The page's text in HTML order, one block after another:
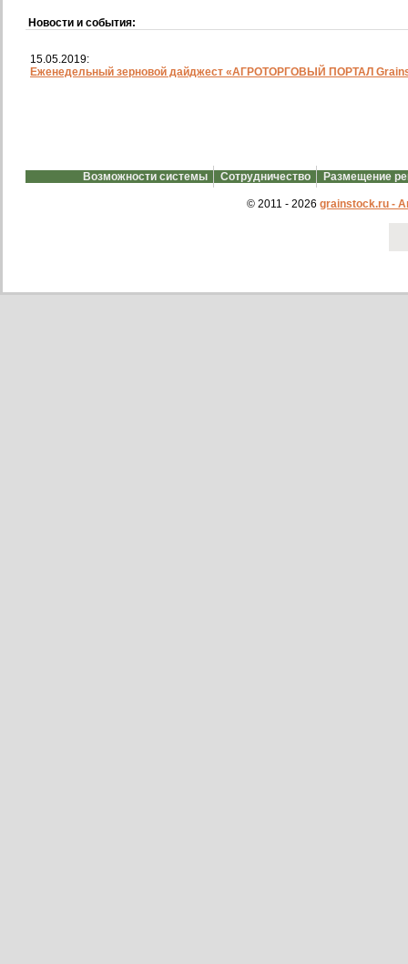
Новости и события:
15.05.2019:
Еженедельный зерновой дайджест «АГРОТОРГОВЫЙ ПОРТАЛ
Возможности системы Сотрудничество Размещение
© 2011 - 2026 grainstock.ru -